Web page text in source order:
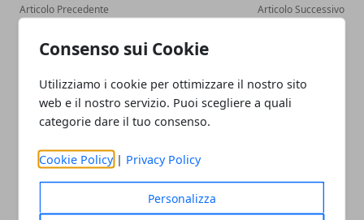
Consenso sui Cookie
Utilizziamo i cookie per ottimizzare il nostro sito
web e il nostro servizio. Puoi scegliere a quali
categorie dare il tuo consenso.
Cookie Policy | Privacy Policy
Personalizza
Articolo Precedente
funzionano, cosa sono e i
Articolo Successivo
Redazione